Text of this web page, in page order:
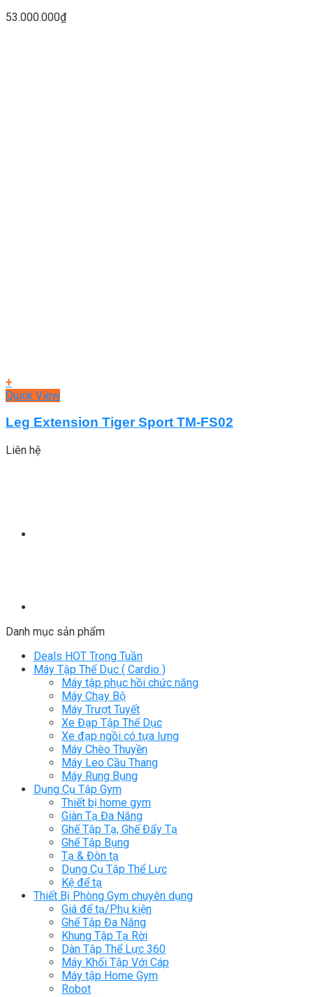
53.000.000₫
+
Quick View
Leg Extension Tiger Sport TM-FS02
Liên hệ
Danh mục sản phẩm
Deals HOT Trong Tuần
Máy Tập Thể Dục ( Cardio )
Máy tập phục hồi chức năng
Máy Chạy Bộ
Máy Trượt Tuyết
Xe Đạp Tập Thể Dục
Xe đạp ngồi có tựa lưng
Máy Chèo Thuyền
Máy Leo Cầu Thang
Máy Rung Bụng
Dụng Cụ Tập Gym
Thiết bị home gym
Giàn Tạ Đa Năng
Ghế Tập Tạ, Ghế Đẩy Tạ
Ghế Tập Bụng
Tạ & Đòn tạ
Dụng Cụ Tập Thể Lực
Kệ để tạ
Thiết Bị Phòng Gym chuyên dụng
Giá để tạ/Phụ kiện
Ghế Tập Đa Năng
Khung Tập Tạ Rời
Dàn Tập Thể Lực 360
Máy Khối Tập Với Cáp
Máy tập Home Gym
Robot